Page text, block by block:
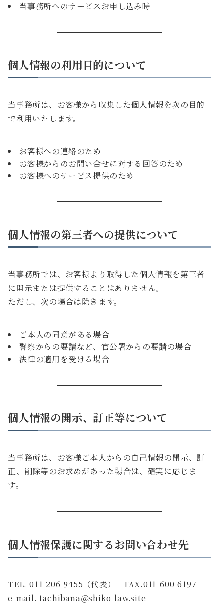
当事務所へのサービスお申し込み時
個人情報の利用目的について
当事務所は、お客様から収集した個人情報を次の目的
で利用いたします。
お客様への連絡のため
お客様からのお問い合せに対する回答のため
お客様へのサービス提供のため
個人情報の第三者への提供について
当事務所では、お客様より取得した個人情報を第三者
に開示または提供することはありません。
ただし、次の場合は除きます。
ご本人の同意がある場合
警察からの要請など、官公署からの要請の場合
法律の適用を受ける場合
個人情報の開示、訂正等について
当事務所は、お客様ご本人からの自己情報の開示、訂
正、削除等のお求めがあった場合は、確実に応じま
す。
個人情報保護に関するお問い合わせ先
TEL. 011-206-9455（代表） FAX.011-600-6197
e-mail. tachibana＠shiko-law.site